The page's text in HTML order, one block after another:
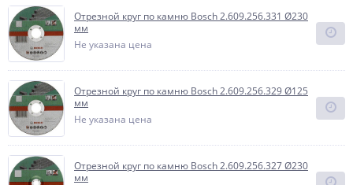
Отрезной круг по камню Bosch 2.609.256.331 Ø230
мм
Не указана цена
Отрезной круг по камню Bosch 2.609.256.329 Ø125
мм
Не указана цена
Отрезной круг по камню Bosch 2.609.256.327 Ø230
мм